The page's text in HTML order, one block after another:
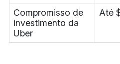
Compromisso de
investimento da
Uber
Até